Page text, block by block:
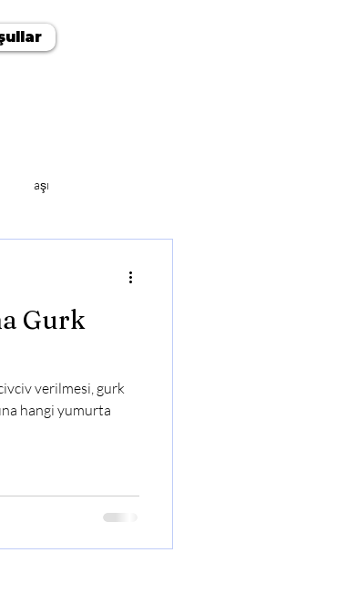
aşı
Gurk
verilmesi, gurk
hangi yumurta